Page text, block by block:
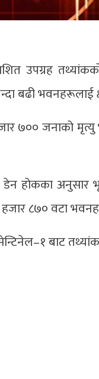
उपग्रह
बढी भवनहरूलाई
७०० जनाको मृत्यु
डेन होकका
८७० वटा
बाट